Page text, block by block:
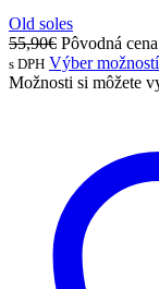
Old soles
55,90€ Pôvodná
s DPH Výber možností
Možnosti si môžete